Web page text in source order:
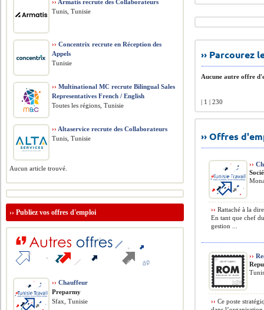
››
Aucune autre offre
| 1 | 230
›› Offres
››
›› Rattaché à la
En tant que chef
gestion ...
››
›› Ce poste
›› Armatis recrute des Collaborateurs
Tunis, Tunisie
›› Concentrix recrute en Réception des
Appels
Tunisie
›› Multinational MC recrute Bilingual Sales
Representatives French / English
Toutes les régions, Tunisie
›› Altaservice recrute des Collaborateurs
Tunis, Tunisie
Aucun article trouvé.
››Publiez vos offres d'emploi
›› Chauffeur
Preparmy
Sfax, Tunisie